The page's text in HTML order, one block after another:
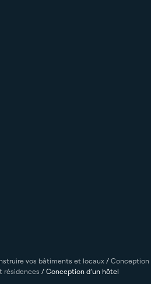
vos bâtiments et locaux/ Conception
résidences / Conception d’un hôtel